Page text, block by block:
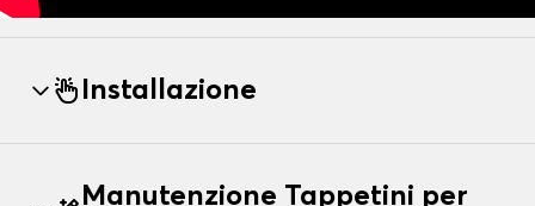
Installazione
Manutenzione Tappetini per